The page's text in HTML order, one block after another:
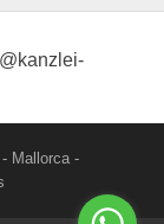
Mallorca -